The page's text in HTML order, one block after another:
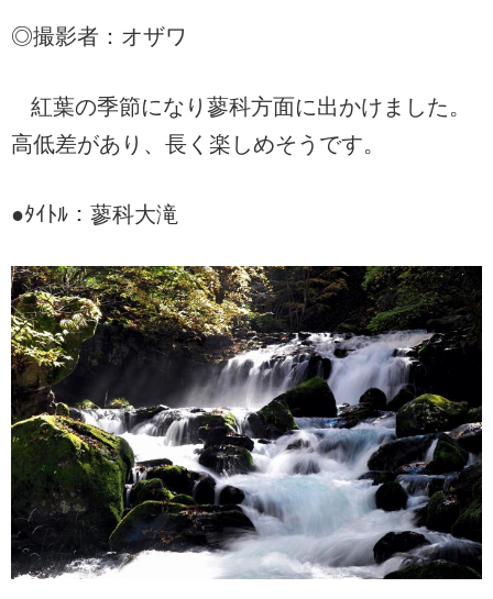
◎撮影者：オザワ
紅葉の季節になり蓼科方面に出かけました。
高低差があり、長く楽しめそうです。
●ﾀｲﾄﾙ：蓼科大滝